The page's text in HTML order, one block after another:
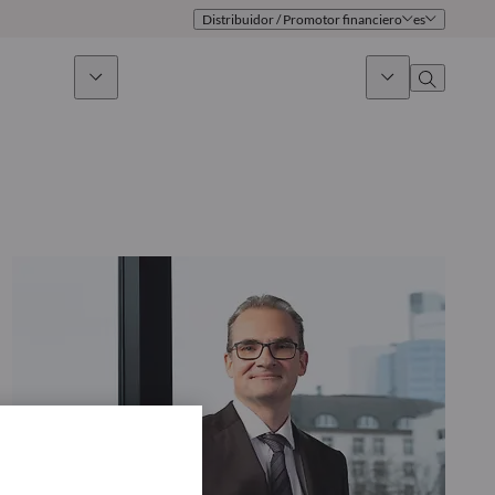
Distribuidor / Promotor financiero es
Oficinas
Contacto